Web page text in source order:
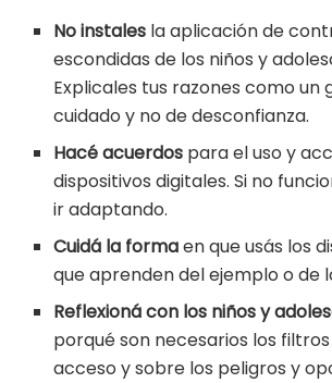
No instales la aplicación de
escondidas de los niños y
Explicales tus razones como un
cuidado y no de desconfianza.
Hacé acuerdos para el uso y
dispositivos digitales. Si no
ir adaptando.
Cuidá la formaen que usás los
que aprenden del ejemplo o de
Reflexioná con los niños y
porqué son necesarios los
acceso y sobre los peligros y